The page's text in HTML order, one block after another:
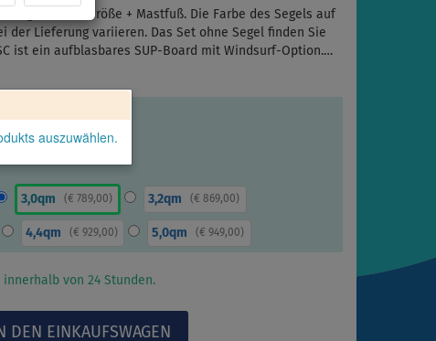
nach gewählter Größe + Mastfuß. Die Farbe des Segels auf
Lieferung variieren. Das Set ohne Segel finden Sie
SC ist ein aufblasbares SUP-Board mit Windsurf-Option.…
auszuwählen.
3,0qm (€ 789,00) 3,2qm (€ 869,00)
4,4qm (€ 929,00) 5,0qm (€ 949,00)
von 24 Stunden.